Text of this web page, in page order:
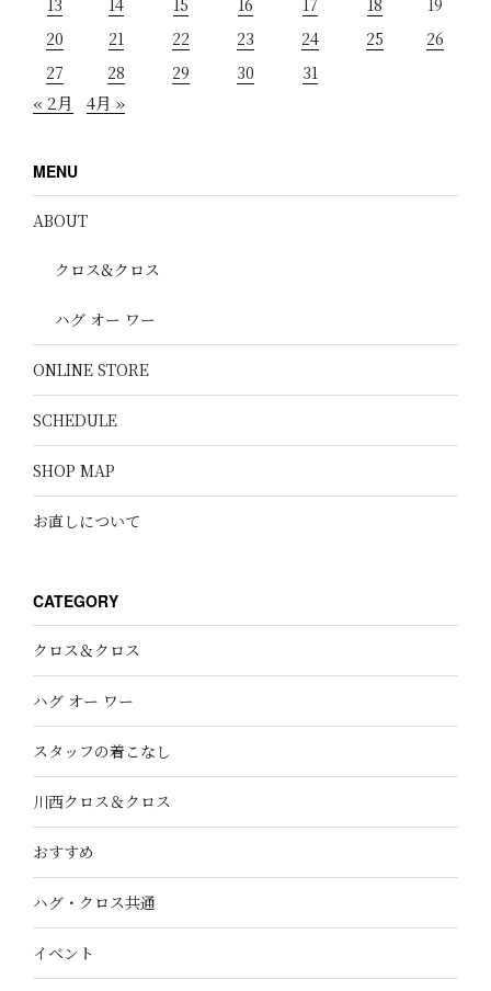
13
14 15 16 17 18
19
20
21 22 23 24 25
26
27
28 29 30 31
« 2月 4月 »
MENU
ABOUT
クロス&クロス
ハグ オー ワー
ONLINE STORE
SCHEDULE
SHOP MAP
お直しについて
CATEGORY
クロス＆クロス
ハグ オー ワー
スタッフの着こなし
川西クロス＆クロス
おすすめ
ハグ・クロス共通
イベント